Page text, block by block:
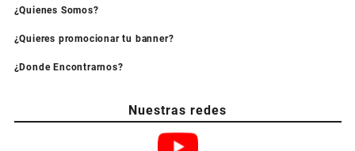
¿Quienes Somos?
¿Quieres promocionar tu banner?
¿Donde Encontrarnos?
Nuestras redes